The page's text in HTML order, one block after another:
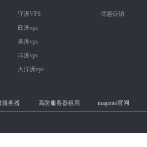
亚洲VPS
欧洲vps
美洲vps
非洲vps
大洋洲vps
优惠促销
服务器 高防服务器租用 magento官网